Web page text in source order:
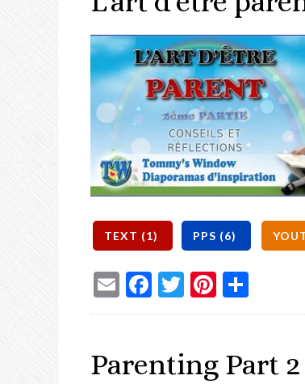
EmailFacebook
TwitterPinterest
Parenting Part 2